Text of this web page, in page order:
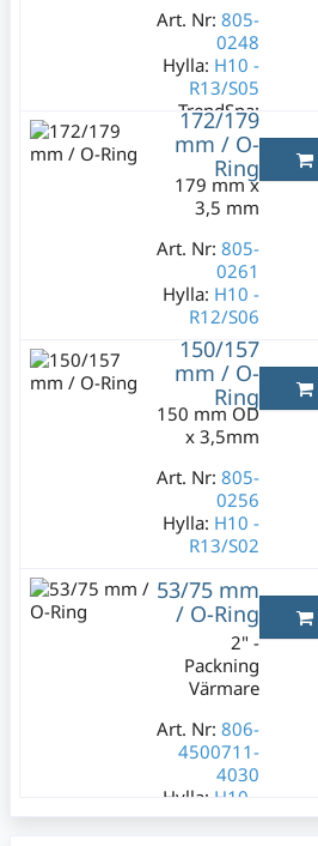
kr
Art. Nr:805-
0248
Hylla: H10 -
R13/S05
TrendSpa:
3263
Lagerstatus:
3 st
149 kr
Varav moms:
29,80 kr
172/179
mm / O-
Ring
179 mm x
3,5 mm
Art. Nr:805-
0261
Hylla: H10 -
R12/S06
Lagerstatus:
-2 st
69 kr
Varav moms:
13,80 kr
150/157
mm / O-
Ring
150 mm OD
x 3,5mm
Art. Nr:805-
0256
Hylla: H10 -
R13/S02
Lagerstatus:
3 st
49 kr
Varav moms:
9,80 kr
53/75 mm
/ O-Ring
2" -
Packning
Värmare
Art. Nr:806-
4500711-
4030
Hylla: H10 -
R11/S01